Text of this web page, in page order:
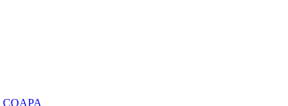
COAPA